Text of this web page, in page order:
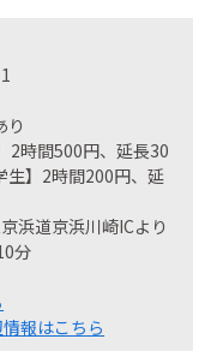
り
2時間500円、延長30
生】2時間200円、延
浜道京浜川崎ICより
分
報はこちら